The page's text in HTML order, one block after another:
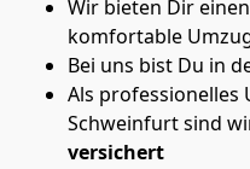
Wir bieten Dir
komfortable
Bei uns bist Du in
Als professionelles
Schweinfurt sind
versichert